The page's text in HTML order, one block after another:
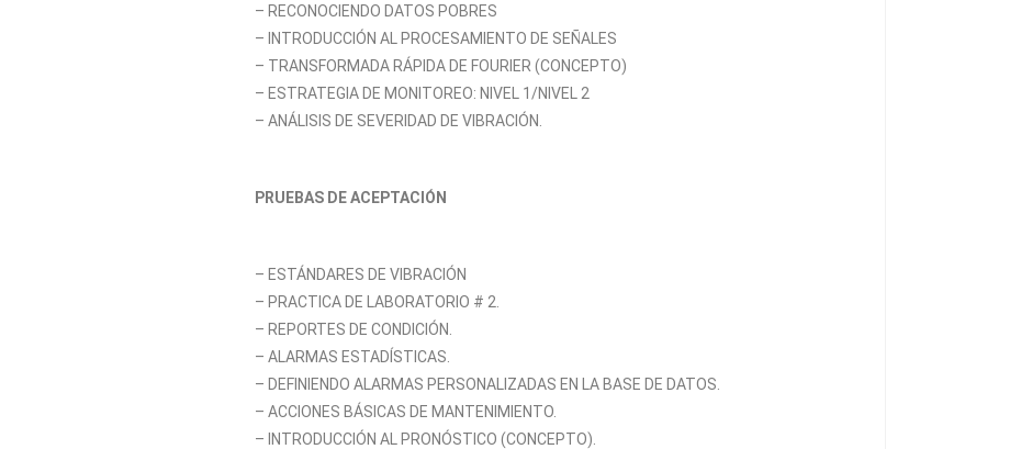
– RECONOCIENDO DATOS POBRES
– INTRODUCCIÓN AL PROCESAMIENTO DE SEÑALES
– TRANSFORMADA RÁPIDA DE FOURIER (CONCEPTO)
– ESTRATEGIA DE MONITOREO: NIVEL 1/NIVEL 2
– ANÁLISIS DE SEVERIDAD DE VIBRACIÓN.
PRUEBAS DE ACEPTACIÓN
– ESTÁNDARES DE VIBRACIÓN
– PRACTICA DE LABORATORIO # 2.
– REPORTES DE CONDICIÓN.
– ALARMAS ESTADÍSTICAS.
– DEFINIENDO ALARMAS PERSONALIZADAS EN LA BASE DE DATOS.
– ACCIONES BÁSICAS DE MANTENIMIENTO.
– INTRODUCCIÓN AL PRONÓSTICO (CONCEPTO).